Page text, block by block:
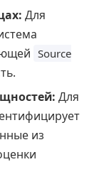
Для
Source
Для
из